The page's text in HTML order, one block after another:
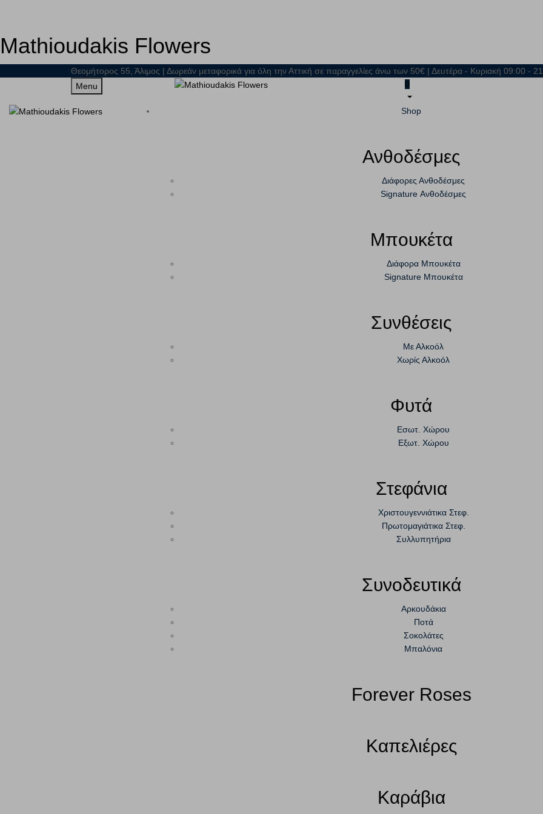
Mathioudakis Flowers
Θεομήτορος 55, Άλιμος | Δωρεάν μεταφορικά για όλη την Αττική σε παραγγελίες άνω των 50€ | Δευτέρα - Κυριακή 09:00
Menu
0
Shop
Ανθοδέσμες
Διάφορες Ανθοδέσμες
Signature Ανθοδέσμες
Μπουκέτα
Διάφορα Μπουκέτα
Signature Μπουκέτα
Συνθέσεις
Με Αλκοόλ
Χωρίς Αλκοόλ
Φυτά
Εσωτ. Χώρου
Εξωτ. Χώρου
Στεφάνια
Χριστουγεννιάτικα Στεφ.
Πρωτομαγιάτικα Στεφ.
Συλλυπητήρια
Συνοδευτικά
Αρκουδάκια
Ποτά
Σοκολάτες
Μπαλόνια
Forever Roses
Καπελιέρες
Καράβια